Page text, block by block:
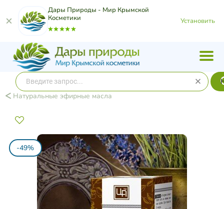
Дары Природы - Мир Крымской
Косметики
Установить
Натуральные эфирные масла
-49%